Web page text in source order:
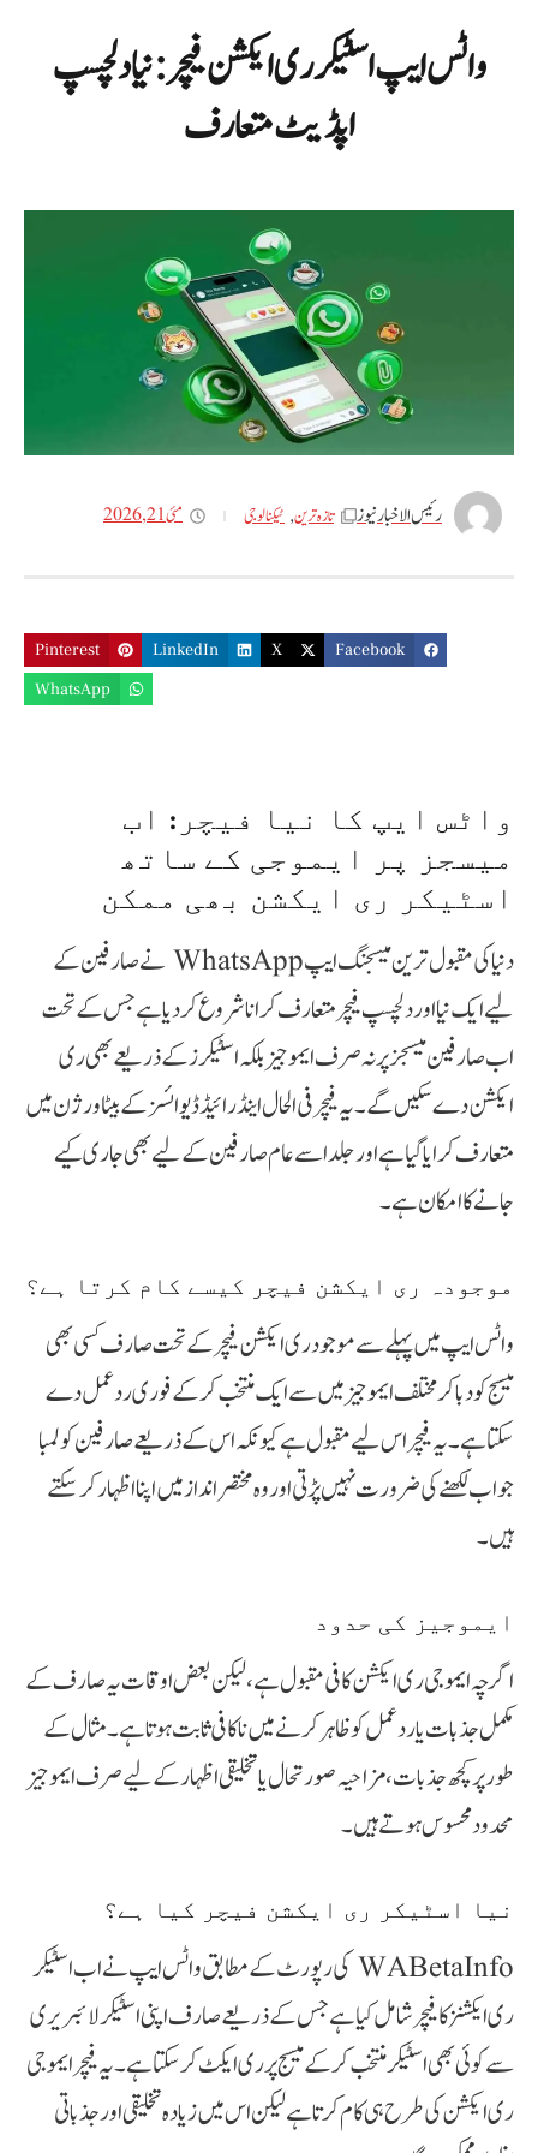
واٹس ایپ اسٹیکر ری ایکشن فیچر: نیا دلچسپ
اپڈیٹ متعارف
رئیس الاخبار نیوز تازه ترین, ٹیکنالوجی مئی 21, 2026
Facebook
X
LinkedIn
Pinterest
WhatsApp
واٹس ایپ کا نیا فیچر: اب
میسجز پر ایموجی کے ساتھ
اسٹیکر ری ایکشن بھی ممکن
دنیا کی مقبول ترین میسجنگ ایپ WhatsApp نے صارفین کے
لیے ایک نیا اور دلچسپ فیچر متعارف کرانا شروع کر دیا ہے جس کے تحت
اب صارفین میسجز پر نہ صرف ایموجیز بلکہ اسٹیکرز کے ذریعے بھی ری
ایکشن دے سکیں گے۔ یہ فیچر فی الحال اینڈرائیڈ ڈیوائسز کے بیٹا ورژن میں
متعارف کرایا گیا ہے اور جلد اسے عام صارفین کے لیے بھی جاری کیے
جانے کا امکان ہے۔
موجودہ ری ایکشن فیچر کیسے کام کرتا ہے؟
واٹس ایپ میں پہلے سے موجود ری ایکشن فیچر کے تحت صارف کسی بھی
میسج کو دبا کر مختلف ایموجیز میں سے ایک منتخب کر کے فوری ردعمل دے
سکتا ہے۔ یہ فیچر اس لیے مقبول ہے کیونکہ اس کے ذریعے صارفین کو لمبا
جواب لکھنے کی ضرورت نہیں پڑتی اور وہ مختصر انداز میں اپنا اظہار کر سکتے
ہیں۔
ایموجیز کی حدود
اگرچہ ایموجی ری ایکشن کافی مقبول ہے، لیکن بعض اوقات یہ صارف کے
مکمل جذبات یا ردعمل کو ظاہر کرنے میں ناکافی ثابت ہوتا ہے۔ مثال کے
طور پر کچھ جذبات، مزاحیہ صورتحال یا تخلیقی اظہار کے لیے صرف ایموجیز
محدود محسوس ہوتے ہیں۔
نیا اسٹیکر ری ایکشن فیچر کیا ہے؟
WABetaInfo کی رپورٹ کے مطابق واٹس ایپ نے اب اسٹیکر
ری ایکشنز کا فیچر شامل کیا ہے جس کے ذریعے صارف اپنی اسٹیکر لائبریری
سے کوئی بھی اسٹیکر منتخب کر کے میسج پر ری ایکٹ کر سکتا ہے۔ یہ فیچر ایموجی
ری ایکشن کی طرح ہی کام کرتا ہے لیکن اس میں زیادہ تخلیقی اور جذباتی